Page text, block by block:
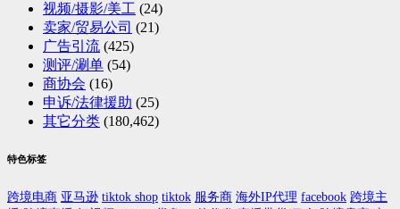
视频/摄影/美工 (24)
卖家/贸易公司 (21)
广告引流 (425)
测评/涮单 (54)
商协会 (16)
申诉/法律援助 (25)
其它分类 (180,462)
特色标签
跨境电商 亚马逊 tiktok shop tiktok 服务商 海外IP代理 facebook 跨境主